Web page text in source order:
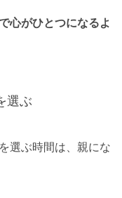
心がひとつになるよ
選ぶ
選ぶ時間は、親にな